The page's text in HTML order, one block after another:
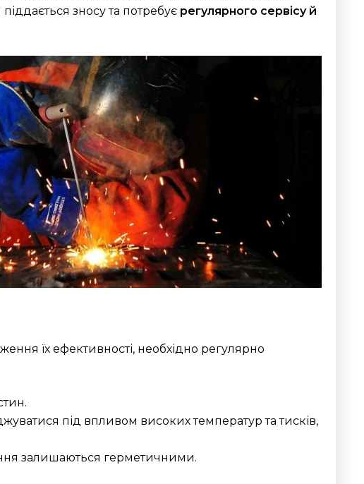
зносу та потребує регулярного сервісу й
їх ефективності, необхідно регулярно
під впливом високих температур та тисків,
залишаються герметичними.